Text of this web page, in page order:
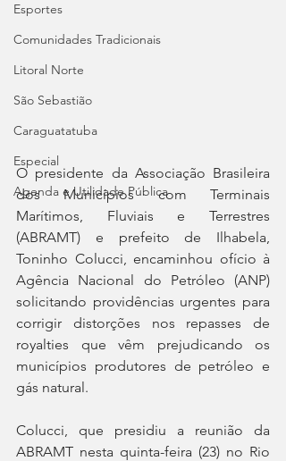
Esportes
Comunidades Tradicionais
Litoral Norte
São Sebastião
Caraguatatuba
Especial
Agenda e Utilidade Pública
O presidente da Associação Brasileira
dos Municípios com Terminais
Marítimos, Fluviais e Terrestres
(ABRAMT) e prefeito de Ilhabela,
Toninho Colucci, encaminhou ofício à
Agência Nacional do Petróleo (ANP)
solicitando providências urgentes para
corrigir distorções nos repasses de
royalties que vêm prejudicando os
municípios produtores de petróleo e
gás natural.
Colucci, que presidiu a reunião da
ABRAMT nesta quinta-feira (23) no Rio